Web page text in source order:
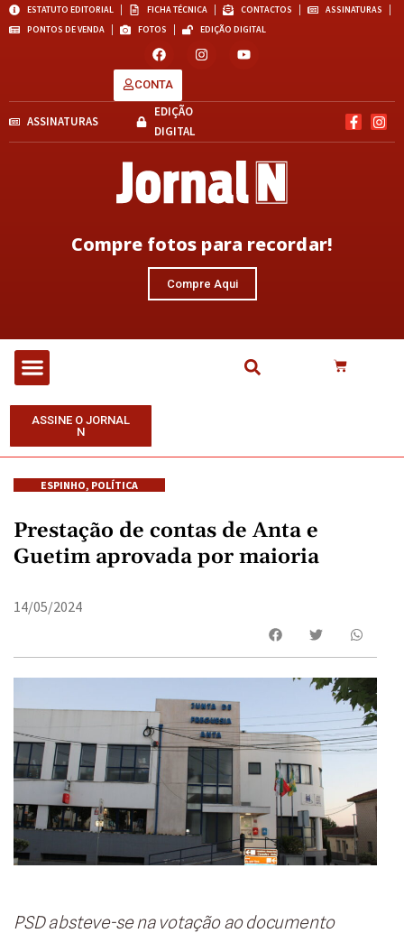
ESTATUTO EDITORIAL FICHA TÉCNICA CONTACTOS
ASSINATURAS
PONTOS DE VENDA
FOTOS EDIÇÃO DIGITAL
CONTA
ASSINATURAS
EDIÇÃO
DIGITAL
Compre fotos para recordar!
Compre Aqui
ASSINE O JORNAL
N
ESPINHO, POLÍTICA
Prestação de contas de Anta e
Guetim aprovada por maioria
14/05/2024
PSD absteve-se na votação ao documento